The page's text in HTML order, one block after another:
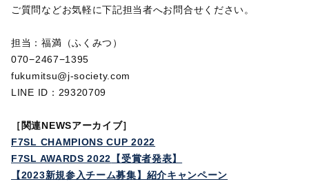
ご質問などお気軽に下記担当者へお問合せください。
担当：福満（ふくみつ）
070−2467−1395
fukumitsu@j-society.com
LINE ID：29320709
［ 関連NEWSアーカイブ］
F7SL CHAMPIONS CUP 2022
F7SL AWARDS 2022 【受賞者発表】
【2023新規参入チーム募集】紹介キャンペーン